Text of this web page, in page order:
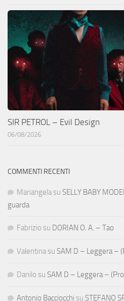
SIR PETROL – Evil Design
06/08/2026
COMMENTI RECENTI
Mariangela su SELLY BABY
guarda
Fabrizio su DORIAN O. A. – Tao
Valentina su SAM D – Leggera –
Danilo su SAM D – Leggera –
Antonio Bacciocchi su STEFANO